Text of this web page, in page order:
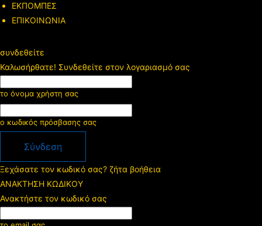
ΕΚΠΟΜΠΕΣ
ΕΠΙΚΟΙΝΩΝΙΑ
συνδεθείτε
Καλωσήρθατε! Συνδεθείτε στον λογαριασμό σας
το όνομα χρήστη σας
ο κωδικός πρόσβασης σας
Ξεχάσατε τον κωδικό σας? ζήτα βοήθεια
ΑΝΑΚΤΗΣΗ ΚΩΔΙΚΟΥ
Ανακτήστε τον κωδικό σας